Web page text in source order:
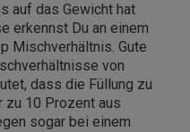
auf das Gewicht hat
erkennst Du an einem
Mischverhältnis. Gute
von
dass die Füllung zu
zu 10 Prozent aus
sogar bei einem